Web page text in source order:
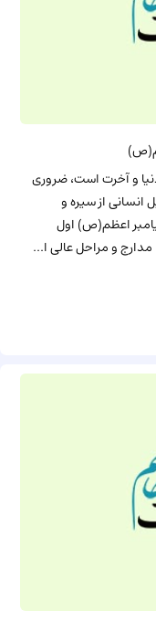
و آخرت است، ضرورى
انسانى از سیره و
اعظم(ص) اول
و مراحل عالى ا...